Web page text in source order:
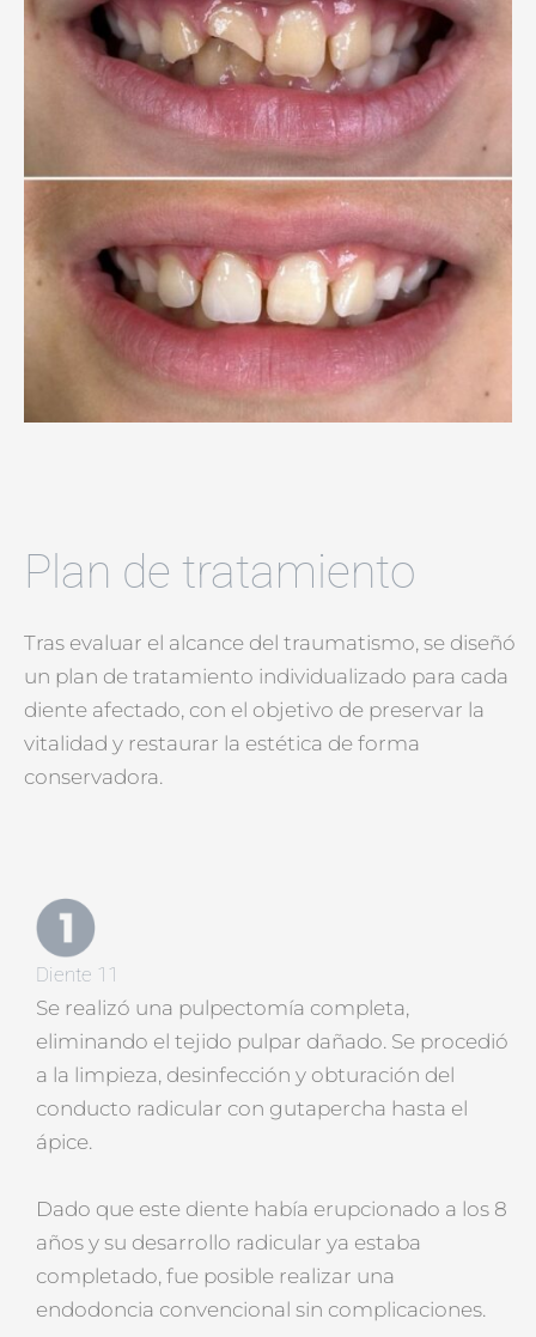
Plan de tratamiento
Tras evaluar el alcance del traumatismo, se diseñó
un plan de tratamiento individualizado para cada
diente afectado, con el objetivo de preservar la
vitalidad y restaurar la estética de forma
conservadora.
Diente 11
Se realizó una pulpectomía completa,
eliminando el tejido pulpar dañado. Se procedió
a la limpieza, desinfección y obturación del
conducto radicular con gutapercha hasta el
ápice.
Dado que este diente había erupcionado a los 8
años y su desarrollo radicular ya estaba
completado, fue posible realizar una
endodoncia convencional sin complicaciones.